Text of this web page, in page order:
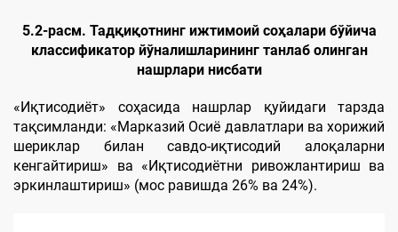
5.2-расм. Тадқиқотнинг ижтимоий соҳалари бўйича
классификатор йўналишларининг танлаб олинган
нашрлари нисбати
«Иқтисодиёт» соҳасида нашрлар қуйидаги тарзда
тақсимланди: «Марказий Осиё давлатлари ва хорижий
шериклар билан савдо-иқтисодий алоқаларни
кенгайтириш» ва «Иқтисодиётни ривожлантириш ва
эркинлаштириш» (мос равишда 26% ва 24%).